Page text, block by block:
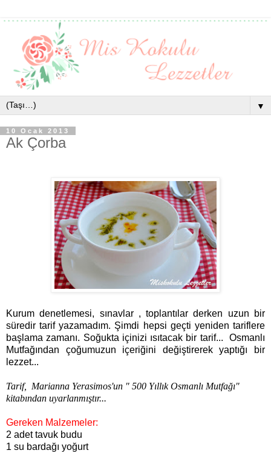
▼
10 Ocak 2013
Ak Çorba
Kurum denetlemesi, sınavlar , toplantılar derken uzun bir
süredir tarif yazamadım. Şimdi hepsi geçti yeniden tariflere
başlama zamanı. Soğukta içinizi ısıtacak bir tarif... Osmanlı
Mutfağından çoğumuzun içeriğini değiştirerek yaptığı bir
lezzet...
Tarif, Marianna Yerasimos'un " 500 Yıllık Osmanlı Mutfağı"
kitabından uyarlanmıştır...
Gereken Malzemeler:
2 adet tavuk budu
1 su bardağı yoğurt